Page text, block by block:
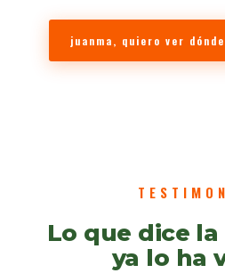
juanma, quiero ver
Lo que dice
ya lo ha